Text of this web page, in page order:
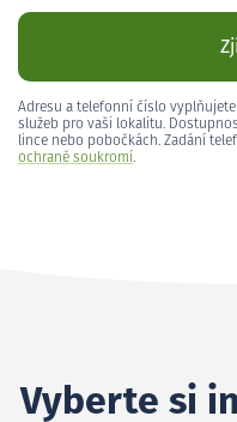
Adresu a telefonní číslo
služeb pro vaši lokalitu.
lince nebo pobočkách. Zadání
ochraně soukromí.
Vyberte si